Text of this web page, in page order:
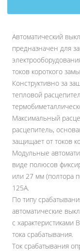
Автоматический
предназначен для
токов короткого
Конструктивно за
тепловой
Максимальный
расцепитель,
защищает от токов
Модульные
виде полюсов
или 27 мм (полтора
125А.
По типу
автоматические
с
тока срабатывания.
Ток срабатывания